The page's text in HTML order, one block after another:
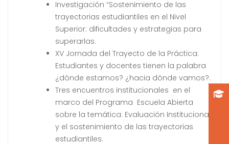
Investigación “Sostenimiento de las
trayectorias estudiantiles en el Nivel
Superior: dificultades y estrategias para
superarlas.
XV Jornada del Trayecto de la Práctica:
Estudiantes y docentes tienen la palabra
¿dónde estamos? ¿hacia dónde vamos?.
Tres encuentros institucionales en el
marco del Programa Escuela Abierta
sobre la temática: Evaluación Institucional
y el sostenimiento de las trayectorias
estudiantiles.